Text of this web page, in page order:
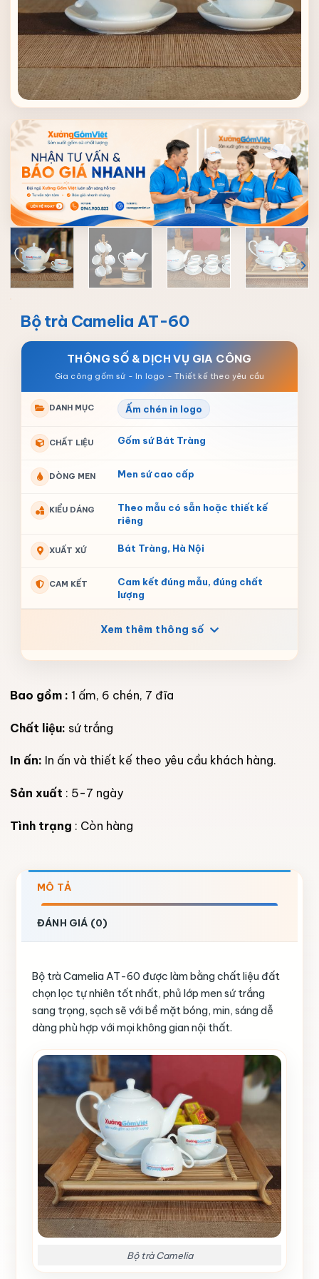
Bộ trà Camelia AT-60
THÔNG SỐ & DỊCH VỤ GIA CÔNG
DANH MỤC Ấm chén in logo
CHẤT LIỆU Gốm sứ Bát Tràng
DÒNG MEN Men sứ cao cấp
KIỂU DÁNG
Theo mẫu có sẵn hoặc thiết kế
riêng
XUẤT XỨ Bát Tràng, Hà Nội
CAM KẾT
Cam kết đúng mẫu, đúng chất
lượng
Xem thêm thông số
Bao gồm : 1 ấm, 6 chén, 7 đĩa
Chất liệu: sứ trắng
In ấn: In ấn và thiết kế theo yêu cầu khách hàng.
Sản xuất : 5-7 ngày
Tình trạng : Còn hàng
MÔ TẢ
ĐÁNH GIÁ (0)
Bộ trà Camelia AT-60 được làm bằng chất liệu đất
chọn lọc tự nhiên tốt nhất, phủ lớp men sứ trắng
sang trọng, sạch sẽ với bề mặt bóng, min, sáng dễ
dàng phù hợp với mọi không gian nội thất.
Bộ trà Camelia